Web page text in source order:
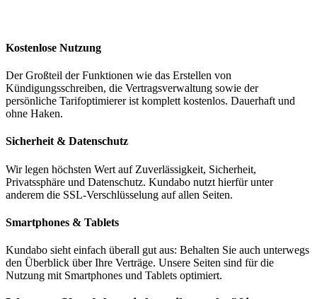
Kostenlose Nutzung
Der Großteil der Funktionen wie das Erstellen von
Kündigungsschreiben, die Vertragsverwaltung sowie der
persönliche Tarifoptimierer ist komplett kostenlos. Dauerhaft und
ohne Haken.
Sicherheit & Datenschutz
Wir legen höchsten Wert auf Zuverlässigkeit, Sicherheit,
Privatssphäre und Datenschutz. Kundabo nutzt hierfür unter
anderem die SSL-Verschlüsselung auf allen Seiten.
Smartphones & Tablets
Kundabo sieht einfach überall gut aus: Behalten Sie auch unterwegs
den Überblick über Ihre Verträge. Unsere Seiten sind für die
Nutzung mit Smartphones und Tablets optimiert.